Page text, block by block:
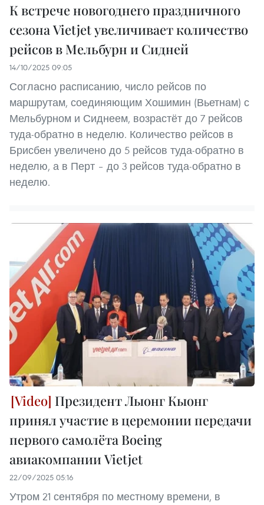
К встрече новогоднего праздничного
сезона Vietjet увеличивает количество
рейсов в Мельбурн и Сидней
14/10/2025 09:05
Согласно расписанию, число рейсов по
маршрутам, соединяющим Хошимин (Вьетнам) с
Мельбурном и Сиднеем, возрастёт до 7 рейсов
туда-обратно в неделю. Количество рейсов в
Брисбен увеличено до 5 рейсов туда-обратно в
неделю, а в Перт – до 3 рейсов туда-обратно в
неделю.
Президент Лыонг Кыонг
принял участие в церемонии передачи
первого самолёта Boeing
авиакомпании Vietjet
22/09/2025 05:16
Утром 21 сентября по местному времени, в